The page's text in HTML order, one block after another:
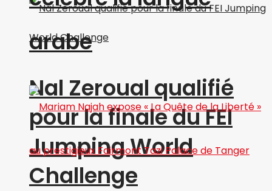
Nal Zeroual qualifié
pour la finale du FEI
Jumping World
Challenge
arabe